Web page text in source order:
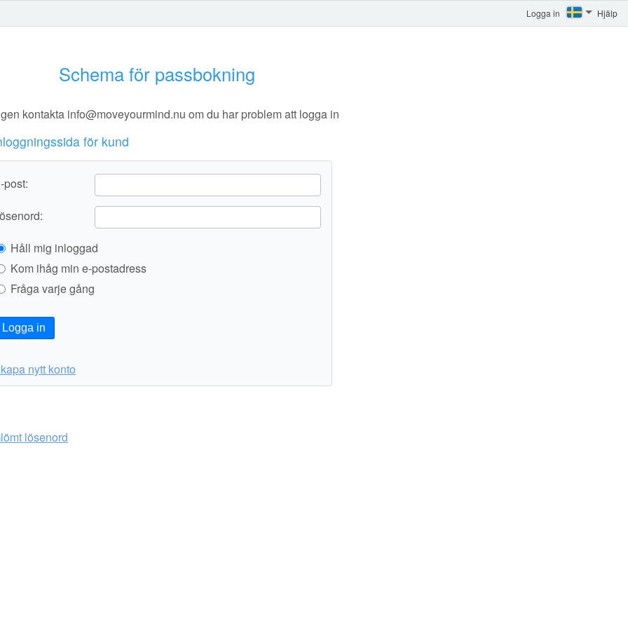
Logga in Hjälp
Schema för passbokning
kontakta info@moveyourmind.nu om du har problem att logga in
för kund
post:
Håll mig inloggad
Kom ihåg min e-postadress
Fråga varje gång
Logga in
nytt konto
lösenord